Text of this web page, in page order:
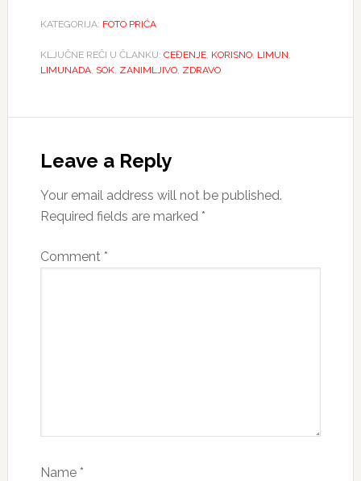
KATEGORIJA: FOTO PRIĆA
KLJUČNE REČI U ČLANKU: CEĐENJE, KORISNO, LIMUN,
LIMUNADA, SOK, ZANIMLJIVO, ZDRAVO
Interactions
Leave a Reply
Your email address will not be published.
Required fields are marked *
Comment *
Name *